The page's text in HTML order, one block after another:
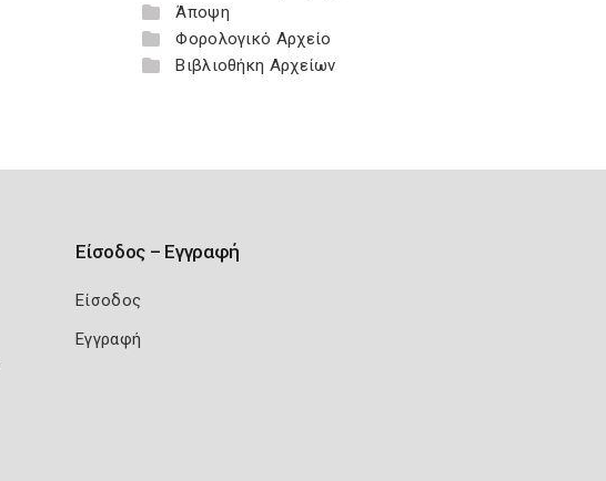
Άποψη
Φορολογικό Αρχείο
Βιβλιοθήκη Αρχείων
Είσοδος – Εγγραφή
Είσοδος
Εγγραφή